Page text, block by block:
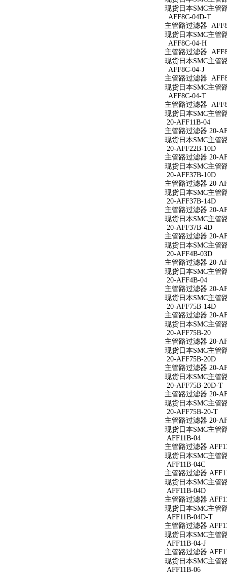
现货日本SMC主管
AFF8C-04D-T
主管路过滤器
现货日本SMC主管
AFF8C-04-H
主管路过滤器
现货日本SMC主管
AFF8C-04-J
主管路过滤器
现货日本SMC主管
AFF8C-04-T
主管路过滤器
现货日本SMC主管
20-AFF11B-04
主管路过滤器 20-
现货日本SMC主管
20-AFF22B-10D
主管路过滤器 20-
现货日本SMC主管
20-AFF37B-10D
主管路过滤器 20-
现货日本SMC主管
20-AFF37B-14D
主管路过滤器 20-
现货日本SMC主管
20-AFF37B-4D
主管路过滤器 20-
现货日本SMC主管
20-AFF4B-03D
主管路过滤器 20-
现货日本SMC主管
20-AFF4B-04
主管路过滤器 20-
现货日本SMC主管
20-AFF75B-14D
主管路过滤器 20-
现货日本SMC主管
20-AFF75B-20
主管路过滤器 20-
现货日本SMC主管
20-AFF75B-20D
主管路过滤器 20-
现货日本SMC主管
20-AFF75B-20D-T
主管路过滤器 20-
现货日本SMC主管
20-AFF75B-20-T
主管路过滤器 20-
现货日本SMC主管
AFF11B-04
主管路过滤器
现货日本SMC主管
AFF11B-04C
主管路过滤器
现货日本SMC主管
AFF11B-04D
主管路过滤器
现货日本SMC主管
AFF11B-04D-T
主管路过滤器
现货日本SMC主管
AFF11B-04-J
主管路过滤器
现货日本SMC主管
AFF11B-06